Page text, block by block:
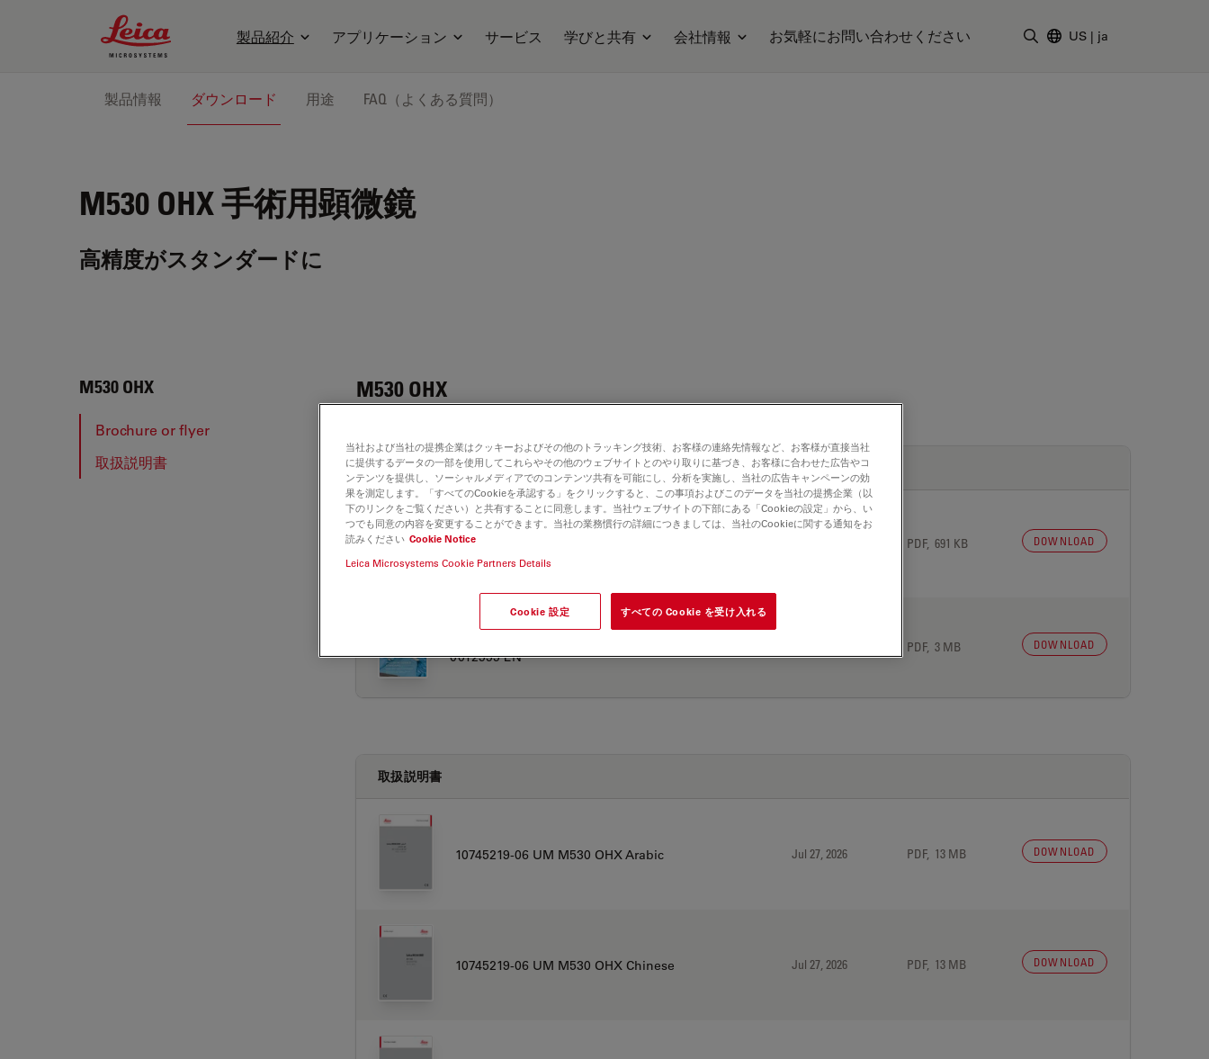
Leica Microsystems Logo
製品紹介 アプリケーション サービス 学びと共有 会社情報 お気軽にお問い合わせください US | ja
製品情報 ダウンロード 用途 FAQ（よくある質問）
M530 OHX手術用顕微鏡
高精度がスタンダードに
M530 OHX
Brochure or flyer
取扱説明書
M530 OHX
BROCHURE OR FLYER
Antimicrobial Coating Flyer MC-0001698 EN PDF, 691 KB DOWNLOAD
0012999 EN
PDF, 3 MB DOWNLOAD
取扱説明書
10745219-06 UM M530 OHX Arabic Jul 27, 2026 PDF, 13 MB DOWNLOAD
10745219-06 UM M530 OHX Chinese Jul 27, 2026 PDF, 13 MB DOWNLOAD
当社および当社の提携企業はクッキーおよびその他のトラッキング技術、お客様の連絡先情報など、お客様が直接当社
に提供するデータの一部を使用してこれらやその他のウェブサイトとのやり取りに基づき、お客様に合わせた広告やコ
ンテンツを提供し、ソーシャルメディアでのコンテンツ共有を可能にし、分析を実施し、当社の広告キャンペーンの効
果を測定します。「すべてのCookieを承認する」をクリックすると、この事項およびこのデータを当社の提携企業（以
下のリンクをご覧ください）と共有することに同意します。当社ウェブサイトの下部にある「Cookieの設定」から、い
つでも同意の内容を変更することができます。当社の業務慣行の詳細につきましては、当社のCookieに関する通知をお
読みください Cookie Notice
Leica Microsystems Cookie Partners Details
Cookie 設定 すべての Cookie を受け入れる